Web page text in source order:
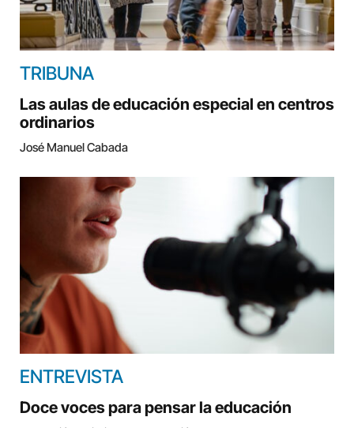
TRIBUNA
Las aulas de educación especial en centros
ordinarios
José Manuel Cabada
ENTREVISTA
Doce voces para pensar la educación